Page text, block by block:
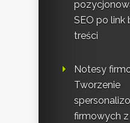
SEO po link
treści
Notesy
Tworzenie
firmowych z